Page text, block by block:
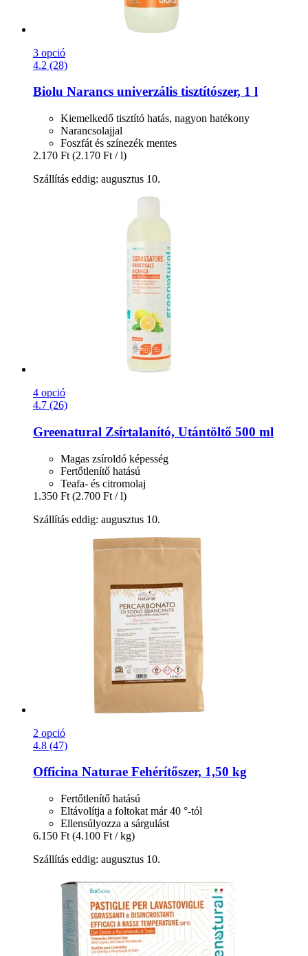
3 opció
4.2 (28)
Biolu Narancs univerzális tisztítószer, 1 l
Kiemelkedő tisztító hatás, nagyon hatékony
Narancsolajjal
Foszfát és színezék mentes
2.170 Ft (2.170 Ft / l)
Szállítás eddig: augusztus 10.
4 opció
4.7 (26)
Greenatural Zsírtalanító, Utántöltő 500 ml
Magas zsíroldó képesség
Fertőtlenítő hatású
Teafa- és citromolaj
1.350 Ft (2.700 Ft / l)
Szállítás eddig: augusztus 10.
2 opció
4.8 (47)
Officina Naturae Fehérítőszer, 1,50 kg
Fertőtlenítő hatású
Eltávolítja a foltokat már 40 °-tól
Ellensúlyozza a sárgulást
6.150 Ft (4.100 Ft / kg)
Szállítás eddig: augusztus 10.